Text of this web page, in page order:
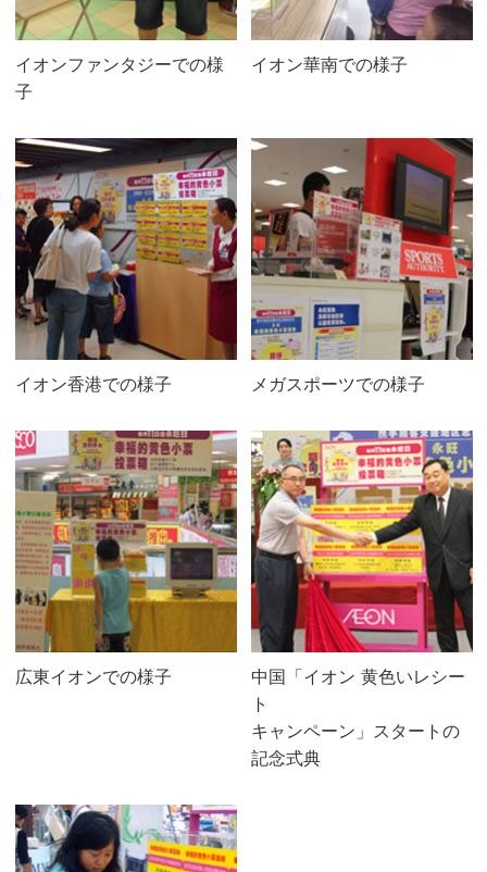
イオンファンタジーでの様
子
イオン華南での様子
イオン香港での様子 メガスポーツでの様子
広東イオンでの様子
中国「イオン 黄色いレシー
ト
キャンペーン」スタートの
記念式典